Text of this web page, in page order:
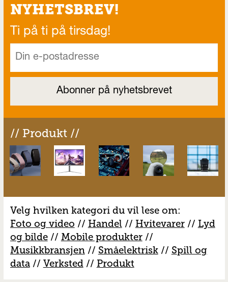
NYHETSBREV!
Ti på ti på tirsdag!
// Produkt //
Velg hvilken kategori du vil lese om:
Foto og video // Handel // Hvitevarer// Lyd
og bilde// Mobile produkter//
Musikkbransjen// Småelektrisk// Spill og
data// Verksted// Produkt